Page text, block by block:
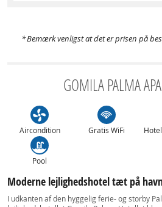
Bemærk venligst at det er prisen på
GOMILA PALMA
Aircondition Gratis WiFi
Pool
Moderne lejlighedshotel tæt på
I udkanten af den hyggelig ferie- og storby